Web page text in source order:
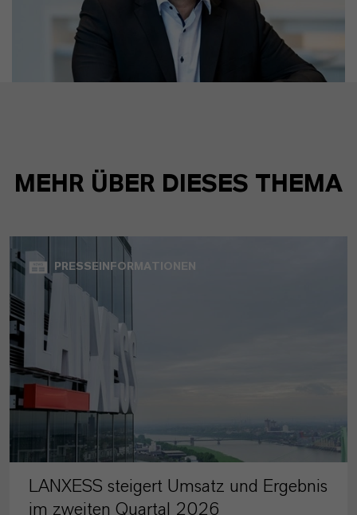
MEHR ÜBER DIESES THEMA
PRESSEINFORMATIONEN
LANXESS steigert Umsatz und Ergebnis
im zweiten Quartal 2026